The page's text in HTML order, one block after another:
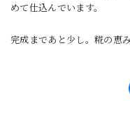
めて仕込んでいます。
完成まであと少し。糀の恵